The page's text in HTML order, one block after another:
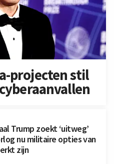
projecten stil
Trump zoekt ‘uitweg’
nu militaire opties van
zijn